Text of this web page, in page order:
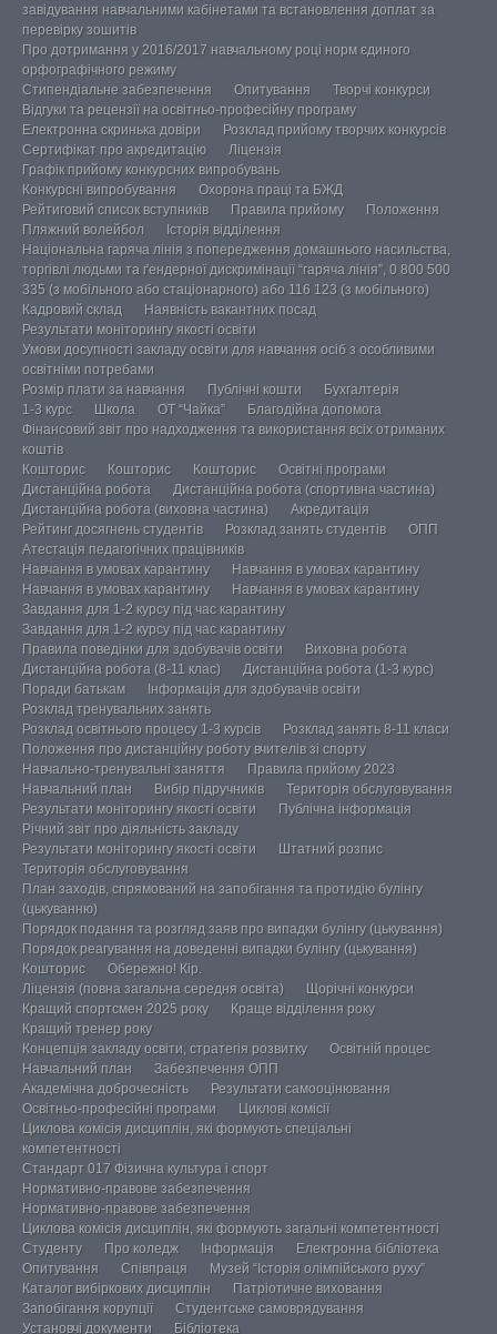
завідування навчальними кабінетами та встановлення доплат за
перевірку зошитів
Про дотримання у 2016/2017 навчальному році норм єдиного
орфографічного режиму
Стипендіальне забезпечення
Опитування
Творчі конкурси
Відгуки та рецензії на освітньо-професійну програму
Електронна скринька довіри
Розклад прийому творчих конкурсів
Сертифікат про акредитацію
Ліцензія
Графік прийому конкурсних випробувань
Конкурсні випробування
Охорона праці та БЖД
Рейтиговий список вступників
Правила прийому
Положення
Пляжний волейбол
Історія відділення
Національна гаряча лінія з попередження домашнього насильства,
торгівлі людьми та ґендерної дискримінації “гаряча лінія”, 0 800 500
335 (з мобільного або стаціонарного) або 116 123 (з мобільного)
Кадровий склад
Наявність вакантних посад
Результати моніторингу якості освіти
Умови досупності закладу освіти для навчання осіб з особливими
освітніми потребами
Розмір плати за навчання
Публічні кошти
Бухгалтерія
1-3 курс
Школа ОТ “Чайка”
Благодійна допомога
Фінансовий звіт про надходження та використання всіх отриманих
коштів
Кошторис
Кошторис Кошторис
Освітні програми
Дистанційна робота
Дистанційна робота (спортивна частина)
Дистанційна робота (виховна частина)
Акредитація
Рейтинг досягнень студентів
Розклад занять студентів
ОПП
Атестація педагогічних працівників
Навчання в умовах карантину
Навчання в умовах карантину
Навчання в умовах карантину
Навчання в умовах карантину
Завдання для 1-2 курсу під час карантину
Завдання для 1-2 курсу під час карантину
Правила поведінки для здобувачів освіти
Виховна робота
Дистанційна робота (8-11 клас)
Дистанційна робота (1-3 курс)
Поради батькам
Інформація для здобувачів освіти
Розклад тренувальних занять
Розклад освітнього процесу 1-3 курсів
Розклад занять 8-11 класи
Положення про дистанційну роботу вчителів зі спорту
Навчально-тренувальні заняття
Правила прийому 2023
Навчальний план
Вибір підручників
Територія обслуговування
Результати моніторингу якості освіти
Публічна інформація
Річний звіт про діяльність закладу
Результати моніторингу якості освіти
Штатний розпис
Територія обслуговування
План заходів, спрямований на запобігання та протидію булінгу
(цькуванню)
Порядок подання та розгляд заяв про випадки булінгу (цькування)
Порядок реагування на доведенні випадки булінгу (цькування)
Кошторис
Обережно! Кір.
Ліцензія (повна загальна середня освіта)
Щорічні конкурси
Кращий спортсмен 2025 року
Краще відділення року
Кращий тренер року
Концепція закладу освіти, стратегія розвитку
Освітній процес
Навчальний план
Забезпечення ОПП
Академічна доброчесність
Результати самооцінювання
Освітньо-професійні програми
Циклові комісії
Циклова комісія дисциплін, які формують спеціальні
компетентності
Стандарт 017 Фізична культура і спорт
Нормативно-правове забезпечення
Нормативно-правове забезпечення
Циклова комісія дисциплін, які формують загальні компетентності
Студенту
Про коледж Інформація
Електронна бібліотека
Опитування
Співпраця
Музей “Історія олімпійського руху”
Каталог вибіркових дисциплін
Патріотичне виховання
Запобігання корупції
Студентське самоврядування
Установчі документи
Бібліотека